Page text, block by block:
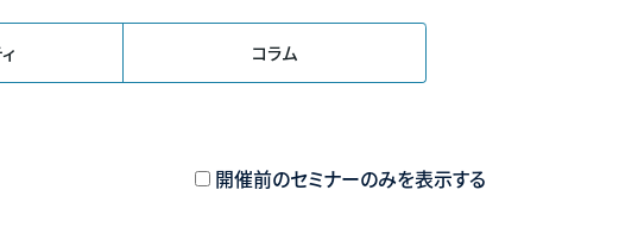
コラム
開催前のセミナーのみを表示する